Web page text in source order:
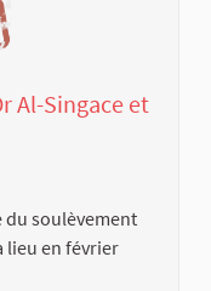
Al-Singace et
du soulèvement
lieu en février